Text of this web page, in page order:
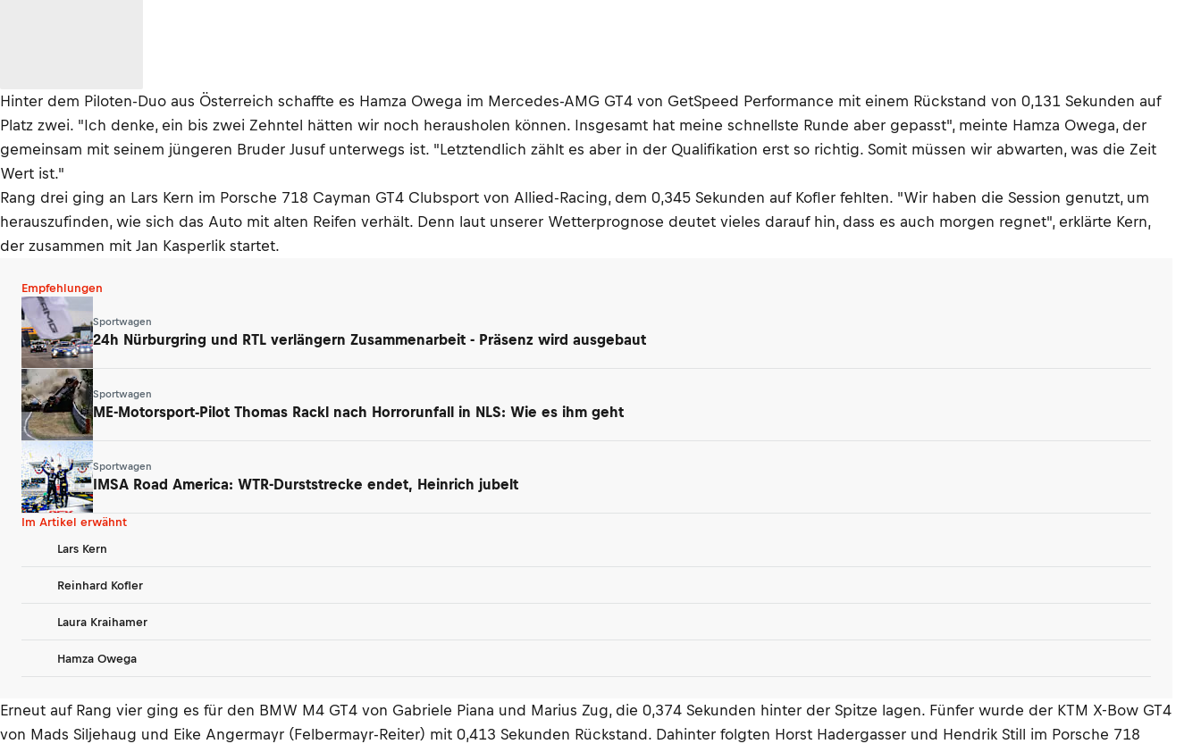
Hinter dem Piloten-Duo aus Österreich schaffte es Hamza Owega im Mercedes-AMG GT4 von GetSpeed Performance mit einem Rückstand von 0,131 Sekunden auf
Platz zwei. "Ich denke, ein bis zwei Zehntel hätten wir noch herausholen können. Insgesamt hat meine schnellste Runde aber gepasst", meinte Hamza Owega, der
gemeinsam mit seinem jüngeren Bruder Jusuf unterwegs ist. "Letztendlich zählt es aber in der Qualifikation erst so richtig. Somit müssen wir abwarten, was die Zeit
Wert ist."
Rang drei ging an Lars Kern im Porsche 718 Cayman GT4 Clubsport von Allied-Racing, dem 0,345 Sekunden auf Kofler fehlten. "Wir haben die Session genutzt, um
herauszufinden, wie sich das Auto mit alten Reifen verhält. Denn laut unserer Wetterprognose deutet vieles darauf hin, dass es auch morgen regnet", erklärte Kern,
der zusammen mit Jan Kasperlik startet.
Empfehlungen
Sportwagen
24h Nürburgring und RTL verlängern Zusammenarbeit - Präsenz wird ausgebaut
Sportwagen
ME-Motorsport-Pilot Thomas Rackl nach Horrorunfall in NLS: Wie es ihm geht
Sportwagen
IMSA Road America: WTR-Durststrecke endet, Heinrich jubelt
Im Artikel erwähnt
Lars Kern
Reinhard Kofler
Laura Kraihamer
Hamza Owega
Erneut auf Rang vier ging es für den BMW M4 GT4 von Gabriele Piana und Marius Zug, die 0,374 Sekunden hinter der Spitze lagen. Fünfer wurde der KTM X-Bow GT4
von Mads Siljehaug und Eike Angermayr (Felbermayr-Reiter) mit 0,413 Sekunden Rückstand. Dahinter folgten Horst Hadergasser und Hendrik Still im Porsche 718